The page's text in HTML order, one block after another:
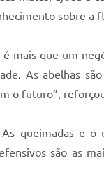
sobre a
mais que um
As abelhas
o futuro”,
queimadas e
são as